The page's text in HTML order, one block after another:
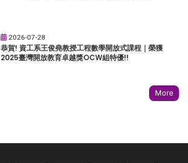
2026-07-28
恭賀! 資工系王俊堯教授工程數學開放式課程｜榮獲
2025臺灣開放教育卓越獎OCW組特優!!
More